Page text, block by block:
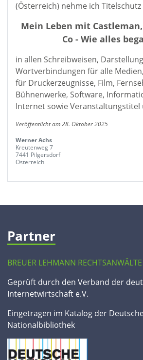
(Österreich) nehme ich
Mein Leben mit
Co - Wie alles
in allen Schreibweisen,
Wortverbindungen für alle
für Druckerzeugnisse, Film,
Bühnenwerke, Software,
Internet sowie Veranstaltungstitel
Veröffentlicht am 28. Oktober 2025
Werner Achs
Kreutenweg 7
7441 Pilgersdorf
Österreich
Partner
BREUER LEHMANN RECHTSANWÄLTE
Geprüft durch den Verband der
Internetwirtschaft e.V.
Eingetragen im Katalog der
Nationalbibliothek